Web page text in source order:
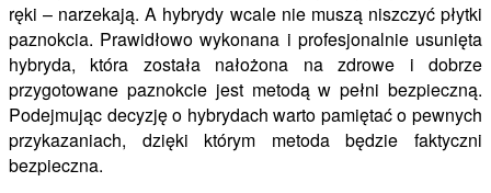
ręki – narzekają. A hybrydy wcale nie muszą niszczyć płytki
paznokcia. Prawidłowo wykonana i profesjonalnie usunięta
hybryda, która została nałożona na zdrowe i dobrze
przygotowane paznokcie jest metodą w pełni bezpieczną.
Podejmując decyzję o hybrydach warto pamiętać o pewnych
przykazaniach, dzięki którym metoda będzie faktyczni
bezpieczna.